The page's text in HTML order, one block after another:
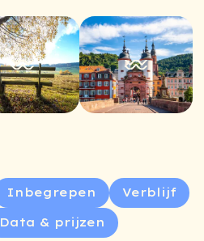
Inbegrepen Verblijf
Data & prijzen